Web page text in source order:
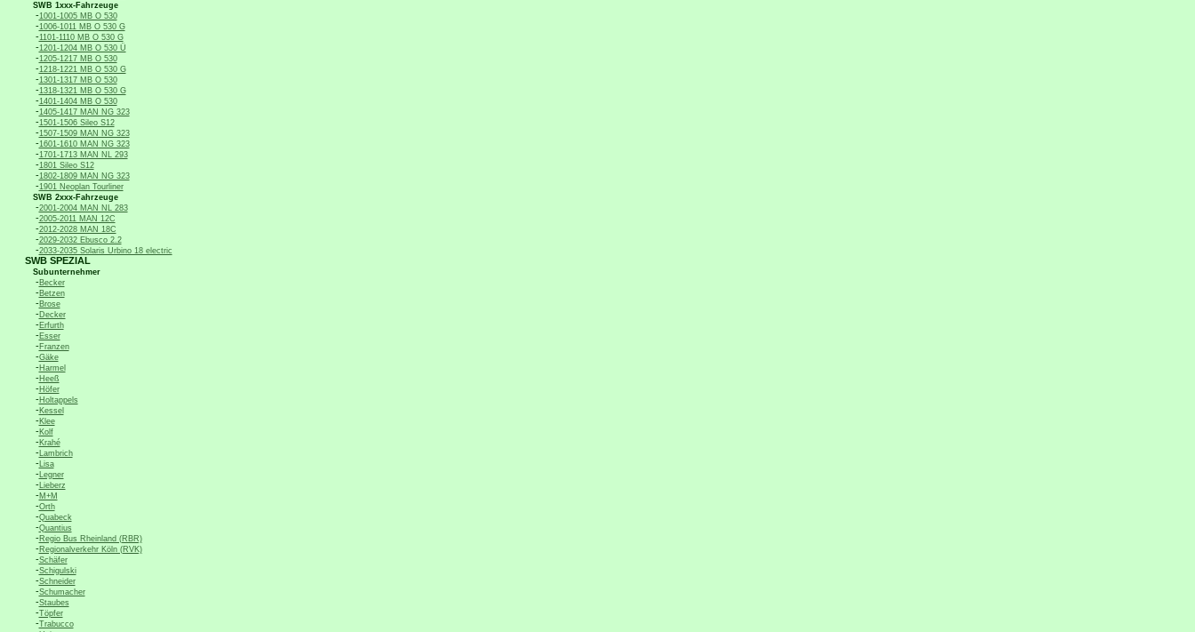
SWB 1xxx-Fahrzeuge
-1001-1005 MB O 530
-1006-1011 MB O 530 G
-1101-1110 MB O 530 G
-1201-1204 MB O 530 Ü
-1205-1217 MB O 530
-1218-1221 MB O 530 G
-1301-1317 MB O 530
-1318-1321 MB O 530 G
-1401-1404 MB O 530
-1405-1417 MAN NG 323
-1501-1506 Sileo S12
-1507-1509 MAN NG 323
-1601-1610 MAN NG 323
-1701-1713 MAN NL 293
-1801 Sileo S12
-1802-1809 MAN NG 323
-1901 Neoplan Tourliner
SWB 2xxx-Fahrzeuge
-2001-2004 MAN NL 283
-2005-2011 MAN 12C
-2012-2028 MAN 18C
-2029-2032 Ebusco 2.2
-2033-2035 Solaris Urbino 18 electric
SWB SPEZIAL
Subunternehmer
-Becker
-Betzen
-Brose
-Decker
-Erfurth
-Esser
-Franzen
-Gäke
-Harmel
-Heeß
-Höfer
-Holtappels
-Kessel
-Klee
-Kolf
-Krahé
-Lambrich
-Lisa
-Legner
-Lieberz
-M+M
-Orth
-Quabeck
-Quantius
-Regio Bus Rheinland (RBR)
-Regionalverkehr Köln (RVK)
-Schäfer
-Schigulski
-Schneider
-Schumacher
-Staubes
-Töpfer
-Trabucco